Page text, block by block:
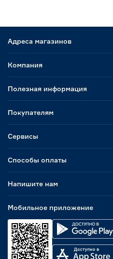
Адреса магазинов
Способы оплаты
Мобильное приложение
Компания
Полезная информация
Покупателям
Сервисы
Напишите нам